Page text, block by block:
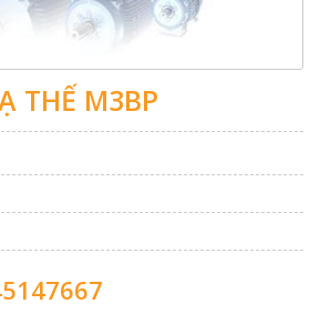
THẾ M3BP